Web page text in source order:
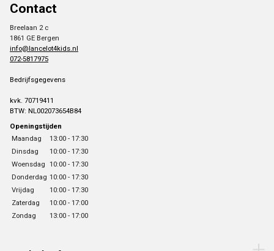
Contact
Breelaan 2 c
1861 GE Bergen
info@lancelot4kids.nl
072-5817975
Bedrijfsgegevens
kvk. 70719411
BTW: NL002073654B84
Openingstijden
Maandag
13:00 - 17:30
Dinsdag
10:00 - 17:30
Woensdag 10:00 - 17:30
Donderdag 10:00 - 17:30
Vrijdag
10:00 - 17:30
Zaterdag
10:00 - 17:00
Zondag
13:00 - 17:00